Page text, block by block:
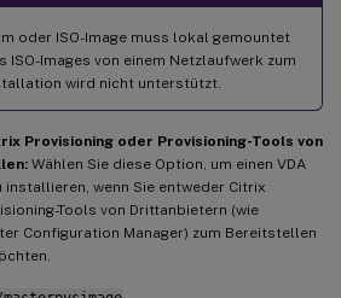
oder ISO-Image muss lokal gemountet
ISO-Images von einem Netzlaufwerk zum
wird nicht unterstützt.
Provisioning oder Provisioning-Tools von
Wählen Sie diese Option, um einen VDA
installieren, wenn Sie entweder Citrix
Tools von Drittanbietern (wie
Configuration Manager) zum Bereitstellen